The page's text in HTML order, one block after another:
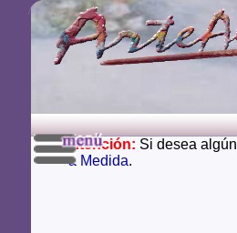
Atención: Si desea algún
a Medida.